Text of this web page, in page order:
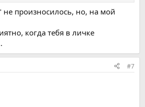
не произносилось, но, на мой
когда тебя в личке
#7